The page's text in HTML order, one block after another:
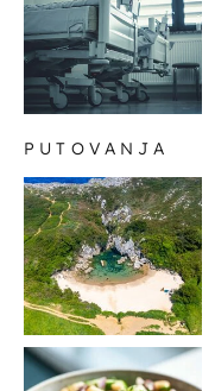
PUTOVANJA